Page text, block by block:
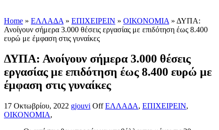
Home » ΕΛΛΑΔΑ » ΕΠΙΧΕΙΡΕΙΝ » ΟΙΚΟΝΟΜΙΑ » ΔΥΠΑ:
Ανοίγουν σήμερα 3.000 θέσεις εργασίας με επιδότηση έως 8.400
ευρώ με έμφαση στις γυναίκες
ΔΥΠΑ: Ανοίγουν σήμερα 3.000 θέσεις
εργασίας με επιδότηση έως 8.400 ευρώ με
έμφαση στις γυναίκες
17 Οκτωβρίου, 2022 gjouvi Off ΕΛΛΑΔΑ, ΕΠΙΧΕΙΡΕΙΝ,
ΟΙΚΟΝΟΜΙΑ,